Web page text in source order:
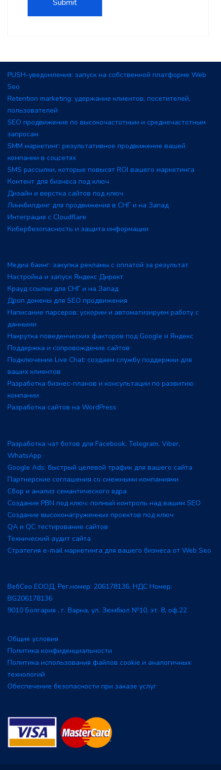
PUSH-уведомления: запуск на собственной платформе Web
Seo
Retention marketing: удержание клиентов, посетителей,
пользователей
SEO продвижение по высокочастотным и среднечастотным
запросам
SMM маркетинг: результативное продвижение вашей
компании в соцсетях
SMS рассылки, которые повысят ROI вашего маркетинга
Контент для бизнеса под ключ
Дизайн и верстка сайтов под ключ
Линкбилдинг для продвижения в СНГ и на Запад
Интеграция с Cloudflare
Кибербезопасность и защита информации
Медиа баинг: закупка рекламы с оплатой за результат
Настройка и запуск Яндекс Директ
Крауд ссылки для СНГ и на Запад
Дроп домены для SEO продвижения
Написание парсеров: ускорим и автоматизируем работу с
данными
Накрутка поведенческих факторов под Google и Яндекс
Поддержка и сопровождение сайтов
Подключение Live Chat: создаем службу поддержки для
ваших клиентов
Разработка бизнес-планов и консультации по развитию
компании
Разработка сайтов на WordPress
Разработка чат ботов для Facebook, Telegram, Viber,
WhatsApp
Google Ads: быстрый целевой трафик для вашего сайта
Партнерские соглашения со смежными компаниями
Сбор и анализ семантического ядра
Создание PBN под ключ: полный контроль над вашим SEO
Создание высоконагруженных проектов под ключ
QA и QC тестирование сайтов
Технический аудит сайта
Стратегия e-mail маркетинга для вашего бизнеса от Web Seo
ВебСео ЕООД, Рег.номер: 206178136, НДС Номер:
BG206178136
9010 Болгария , г. Варна, ул. Зюмбюл №10, эт. 8, оф.22
Общие условия
Политика конфиденциальности
Политика использования файлов cookie и аналогичных
технологий
Обеспечение безопасности при заказе услуг